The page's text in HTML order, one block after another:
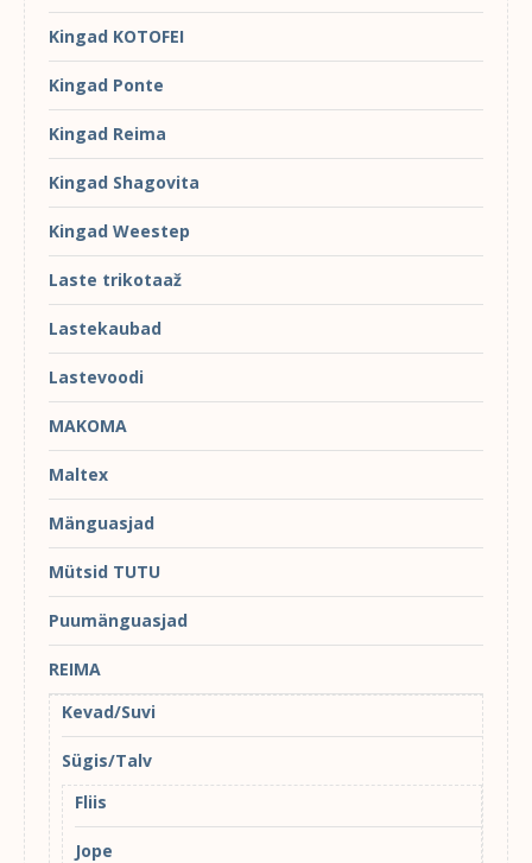
Kingad KOTOFEI
Kingad Ponte
Kingad Reima
Kingad Shagovita
Kingad Weestep
Laste trikotaaž
Lastekaubad
Lastevoodi
MAKOMA
Maltex
Mänguasjad
Mütsid TUTU
Puumänguasjad
REIMA
Kevad/Suvi
Sügis/Talv
Fliis
Jope